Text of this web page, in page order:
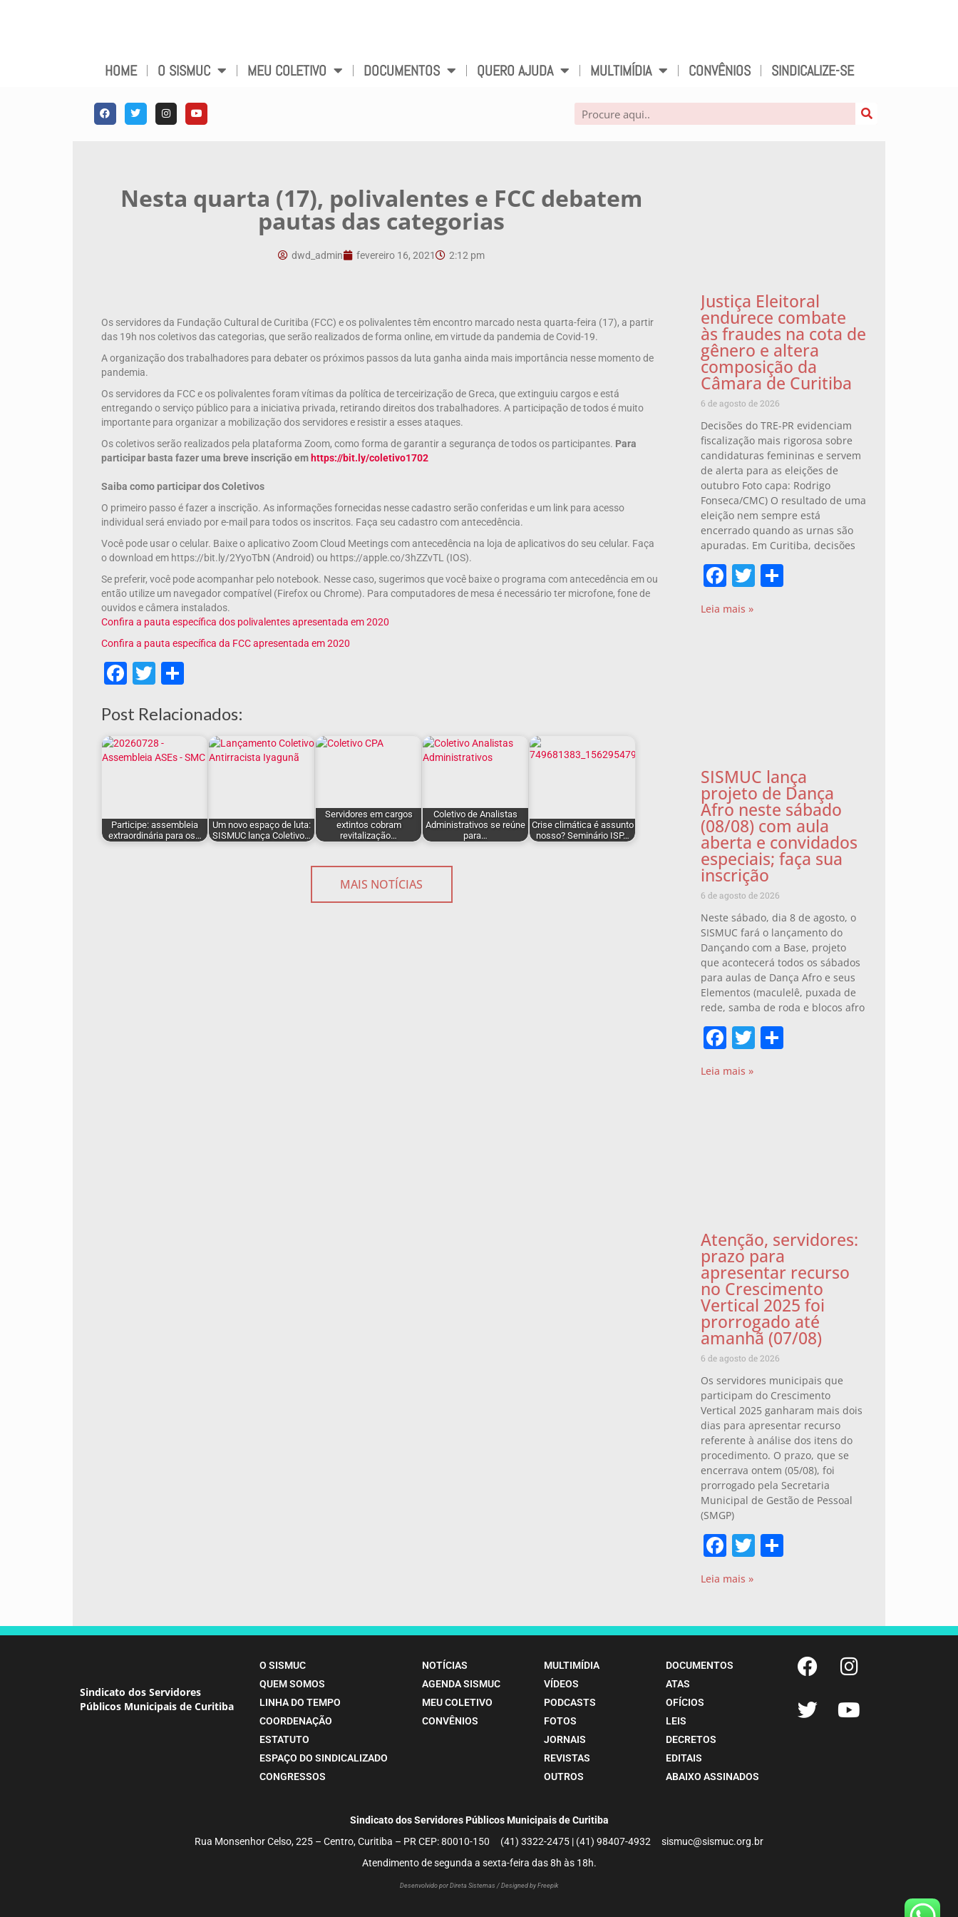
HOME O SISMUC MEU COLETIVO DOCUMENTOS QUERO AJUDA MULTIMÍDIA CONVÊNIOS SINDICALIZE-SE
Nesta quarta (17), polivalentes e FCC debatem
pautas das categorias
dwd_admin fevereiro 16, 2021 2:12 pm
Os servidores da Fundação Cultural de Curitiba (FCC) e os polivalentes têm encontro marcado nesta quarta-feira (17), a partir
das 19h nos coletivos das categorias, que serão realizados de forma online, em virtude da pandemia de Covid-19.
A organização dos trabalhadores para debater os próximos passos da luta ganha ainda mais importância nesse momento de
pandemia.
Os servidores da FCC e os polivalentes foram vítimas da política de terceirização de Greca, que extinguiu cargos e está
entregando o serviço público para a iniciativa privada, retirando direitos dos trabalhadores. A participação de todos é muito
importante para organizar a mobilização dos servidores e resistir a esses ataques.
Os coletivos serão realizados pela plataforma Zoom, como forma de garantir a segurança de todos os participantes. Para
participar basta fazer uma breve inscrição em https://bit.ly/coletivo1702
Saiba como participar dos Coletivos
O primeiro passo é fazer a inscrição. As informações fornecidas nesse cadastro serão conferidas e um link para acesso
individual será enviado por e-mail para todos os inscritos. Faça seu cadastro com antecedência.
Você pode usar o celular. Baixe o aplicativo Zoom Cloud Meetings com antecedência na loja de aplicativos do seu celular. Faça
o download em https://bit.ly/2YyoTbN (Android) ou https://apple.co/3hZZvTL (IOS).
Se preferir, você pode acompanhar pelo notebook. Nesse caso, sugerimos que você baixe o programa com antecedência em ou
então utilize um navegador compatível (Firefox ou Chrome). Para computadores de mesa é necessário ter microfone, fone de
ouvidos e câmera instalados.
Confira a pauta específica dos polivalentes apresentada em 2020
Confira a pauta específica da FCC apresentada em 2020
Facebook
Twitter
Post Relacionados:
Participe: assembleia
extraordinária para os…
Um novo espaço de luta:
SISMUC lança Coletivo…
Servidores em cargos
extintos cobram
revitalização…
Coletivo de Analistas
Administrativos se reúne
para…
Crise climática é assunto
nosso? Seminário ISP…
MAIS NOTÍCIAS
Justiça Eleitoral
endurece combate
às fraudes na cota de
gênero e altera
composição da
Câmara de Curitiba
6 de agosto de 2026
Decisões do TRE-PR evidenciam
fiscalização mais rigorosa sobre
candidaturas femininas e servem
de alerta para as eleições de
outubro Foto capa: Rodrigo
Fonseca/CMC) O resultado de uma
eleição nem sempre está
encerrado quando as urnas são
apuradas. Em Curitiba, decisões
Facebook
Twitter
Leia mais »
SISMUC lança
projeto de Dança
Afro neste sábado
(08/08) com aula
aberta e convidados
especiais; faça sua
inscrição
6 de agosto de 2026
Neste sábado, dia 8 de agosto, o
SISMUC fará o lançamento do
Dançando com a Base, projeto
que acontecerá todos os sábados
para aulas de Dança Afro e seus
Elementos (maculelê, puxada de
rede, samba de roda e blocos afro
Facebook
Twitter
Leia mais »
Atenção, servidores:
prazo para
apresentar recurso
no Crescimento
Vertical 2025 foi
prorrogado até
amanhã (07/08)
6 de agosto de 2026
Os servidores municipais que
participam do Crescimento
Vertical 2025 ganharam mais dois
dias para apresentar recurso
referente à análise dos itens do
procedimento. O prazo, que se
encerrava ontem (05/08), foi
prorrogado pela Secretaria
Municipal de Gestão de Pessoal
(SMGP)
Facebook
Twitter
Leia mais »
Sindicato dos Servidores
Públicos Municipais de Curitiba
O SISMUC
QUEM SOMOS
LINHA DO TEMPO
COORDENAÇÃO
ESTATUTO
ESPAÇO DO SINDICALIZADO
CONGRESSOS
NOTÍCIAS
AGENDA SISMUC
MEU COLETIVO
CONVÊNIOS
MULTIMÍDIA
VÍDEOS
PODCASTS
FOTOS
JORNAIS
REVISTAS
OUTROS
DOCUMENTOS
ATAS
OFÍCIOS
LEIS
DECRETOS
EDITAIS
ABAIXO ASSINADOS
Sindicato dos Servidores Públicos Municipais de Curitiba
Rua Monsenhor Celso, 225 – Centro, Curitiba – PR CEP: 80010-150 (41) 3322-2475 | (41) 98407-4932 sismuc@sismuc.org.br
Atendimento de segunda a sexta-feira das 8h às 18h.
Desenvolvido por Direta Sistemas / Designed by Freepik